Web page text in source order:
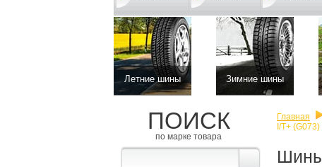
Летние шины Зимние шины
ПОИСК
по марке товара
Главная
I/T+